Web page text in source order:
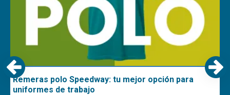
Remeras polo Speedway: tu mejor opción para
uniformes de trabajo